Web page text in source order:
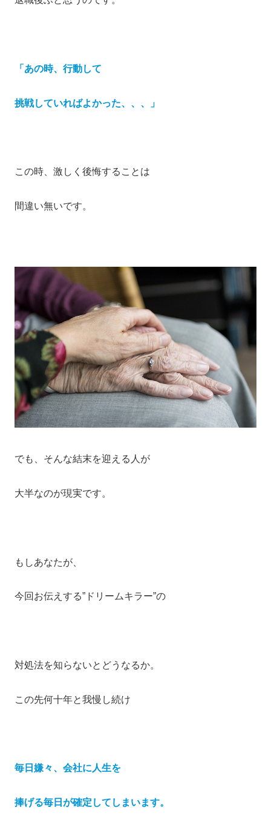
「あの時、行動して
挑戦していればよかった、、、」
この時、激しく後悔することは
間違い無いです。
でも、そんな結末を迎える人が
大半なのが現実です。
もしあなたが、
今回お伝えする”ドリームキラー”の
対処法を知らないとどうなるか。
この先何十年と我慢し続け
毎日嫌々、会社に人生を
捧げる毎日が確定してしまいます。